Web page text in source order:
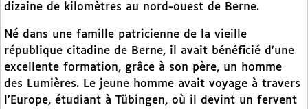
dizaine de kilomètres au nord-ouest de Berne.
Né dans une famille patricienne de la vieille
république citadine de Berne, il avait bénéficié d’une
excellente formation, grâce à son père, un homme
des Lumières. Le jeune homme avait voyage à travers
l’Europe, étudiant à Tübingen, où il devint un fervent